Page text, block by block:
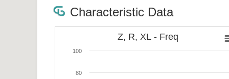
Characteristic Data
Z, R, XL - Freq
80
100